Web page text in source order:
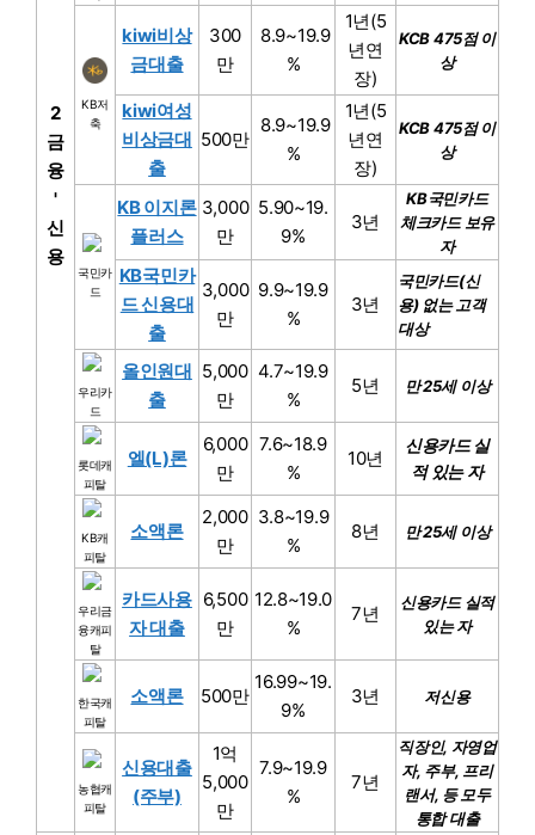
2
금
융
'
신
용
KB저
축
kiwi비상
금대출
300
만
8.9~19.9
%
1년(5
년연
장)
KCB 475점 이
상
kiwi여성
비상금대
출
500만
8.9~19.9
%
1년(5
년연
장)
KCB 475점 이
상
국민카
드
KB 이지론
플러스
3,000
만
5.90~19.
9%
3년
KB국민카드
체크카드 보유
자
KB국민카
드 신용대
출
3,000
만
9.9~19.9
%
3년
국민카드(신
용) 없는 고객
대상
우리카
드
올인원대
출
5,000
만
4.7~19.9
%
5년 만 25세 이상
롯데캐
피탈
엘(L)론
6,000
만
7.6~18.9
%
10년
신용카드 실
적 있는 자
KB캐
피탈
소액론
2,000
만
3.8~19.9
%
8년 만 25세 이상
우리금
융캐피
탈
카드사용
자 대출
6,500
만
12.8~19.0
%
7년
신용카드 실적
있는 자
한국캐
피탈
소액론 500만
16.99~19.
9%
3년 저신용
농협캐
피탈
신용대출
(주부)
1억
5,000
만
7.9~19.9
%
7년
직장인, 자영업
자, 주부, 프리
랜서, 등 모두
통합 대출